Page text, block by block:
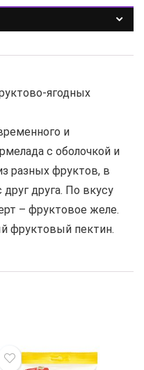
ягодных
и
с оболочкой и
разных фруктов, в
друга. По вкусу
– фруктовое желе.
фруктовый пектин.